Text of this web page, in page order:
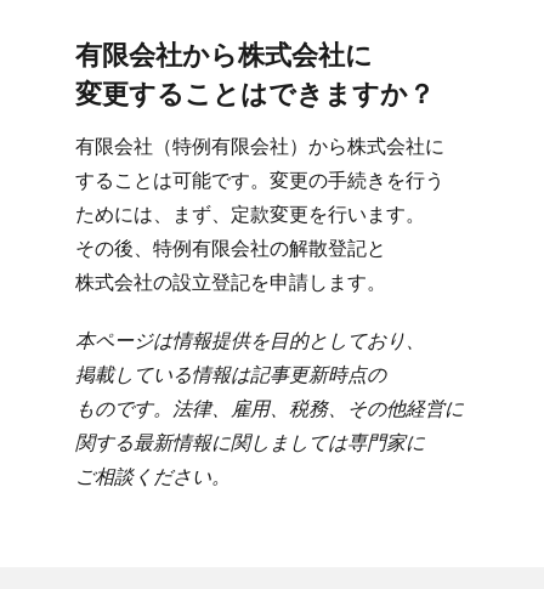
有限会社から​株式会社に​
変更する​ことは​できますか？
有限会社​（特例有限会社）から​株式会社に​
する​ことは​可能です。​変更の​手続きを​行う​
ためには、​まず、​定款変更を​行います。​
その後、​特例有限会社の​解散登記と​
株式会社の​設立登記を​申請します。
本ページは​情報提供を​目的と​しており、​
掲載している​情報は​記事更新時点の​
ものです。​法律、​雇用、​税務、​その​他経営に​
関する​最新情報に​関しましては​専門家に​
ご相談ください。